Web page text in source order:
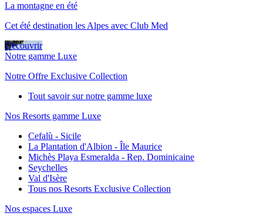
La montagne en été
Cet été destination les Alpes avec Club Med
Découvrir
Notre gamme Luxe
Notre Offre Exclusive Collection
Tout savoir sur notre gamme luxe
Nos Resorts gamme Luxe
Cefalù - Sicile
La Plantation d'Albion - Île Maurice
Michès Playa Esmeralda - Rep. Dominicaine
Seychelles
Val d'Isère
Tous nos Resorts Exclusive Collection
Nos espaces Luxe